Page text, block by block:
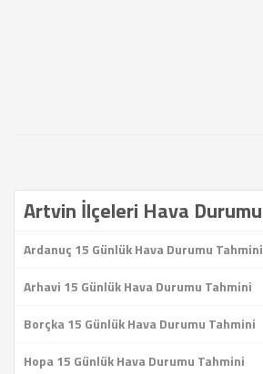
Artvin İlçeleri Hava Durumu
Ardanuç 15 Günlük Hava Durumu Tahmini
Arhavi 15 Günlük Hava Durumu Tahmini
Borçka 15 Günlük Hava Durumu Tahmini
Hopa 15 Günlük Hava Durumu Tahmini